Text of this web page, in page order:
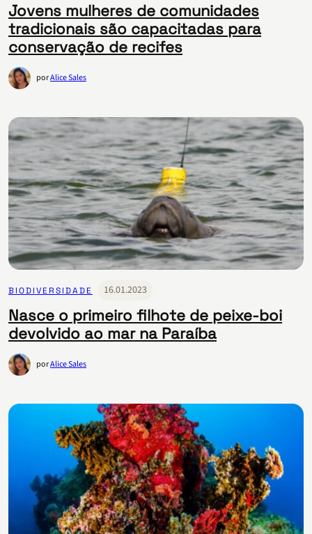
Jovens mulheres de comunidades
tradicionais são capacitadas para
conservação de recifes
porAlice Sales
BIODIVERSIDADE 16.01.2023
Nasce o primeiro filhote de peixe-boi
devolvido ao mar na Paraíba
porAlice Sales